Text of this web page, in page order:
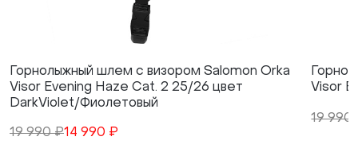
Горнолыжный шлем с визором Salomon Orka
Visor Evening Haze Cat. 2 25/26 цвет
DarkViolet/Фиолетовый
19 990 ₽14 990 ₽
Visor
19 990